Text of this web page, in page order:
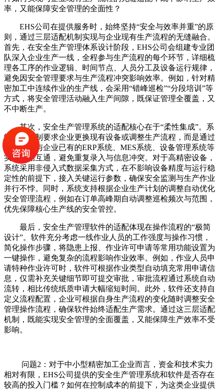
率，又能保障安全管理的全面性？
EHS公司在提供服务时，始终坚持“安全与效率并重”的原
则，通过三层适配机制实现与企业现有生产流程的无缝融合。
首先，在安全生产管理体系设计阶段，EHS公司会组建专业团
队深入企业生产一线，全程参与生产流程的每个环节，详细梳
理各工序的作业逻辑、时间节点、人员分工及设备运行规律，
避免因安全管理要求与生产流程冲突影响效率。例如，针对精
密加工中连续作业的生产线，会采用“错峰巡检”“分段培训”等
方式，将安全管理活动融入生产间隙，既保证管理全覆盖，又
不中断生产。
其次，安全生产管理系统的适配核心在于“柔性集成”。系
统不会强制要求企业更换现有设备或调整生产流程，而是通过
开放接口与企业已有的ERP系统、MES系统、设备管理系统等
实现数据互通，避免重复录入与信息冲突。对于高精密设备，
系统采用非侵入式数据采集方式，在不影响设备精度与运行稳
定性的前提下，接入关键运行参数，确保安全监测与生产作业
并行不悖。同时，系统支持根据企业生产计划的调整自动优化
安全管理流程，例如在订单高峰期自动调整巡检频次与范围，
优先保障核心生产线的安全管控。
最后，安全生产管理软件的适配体现在操作流程的“极简
设计”。软件充分考虑一线作业人员的工作强度与操作习惯，
简化操作步骤，将隐患上报、作业许可申请等常用功能设置为
一键操作，避免复杂的流程影响作业效率。例如，作业人员申
请特种作业许可时，软件可根据作业类型自动填充常用申请信
息，仅需补充关键细节即可提交审批，审批流程通过系统自动
流转，相比传统纸质申请大幅缩短时间。此外，软件还支持自
定义流程配置，企业可根据自身生产流程的变化随时调整安全
管理操作流程，确保软件始终适配生产需求。通过这三层适配
机制，既能实现安全管理的全面覆盖，又能保障生产效率不受
影响。
问题2：对于中小型精密加工企业而言，资金和技术实力
相对有限，EHS公司提供的安全生产管理系统和软件是否存在
较高的投入门槛？如何在控制成本的前提下，为这类企业提供